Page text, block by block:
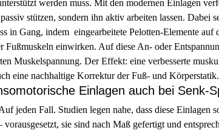
werden muss. Mit den modernen Einlagen
stützen, sondern ihn aktiv arbeiten lassen. Dabei
in Gang, indem eingearbeitete Pelotten-Elemente auf
Fußmuskeln einwirken. Auf diese An- oder
Muskelspannung. Der Effekt: eine verbesserte
eine nachhaltige Korrektur der Fuß- und Körperstatik.
Einlagen auch bei Senk-
jeden Fall. Studien legen nahe, dass diese Einlagen
vorausgesetzt, sie sind nach Maß gefertigt und